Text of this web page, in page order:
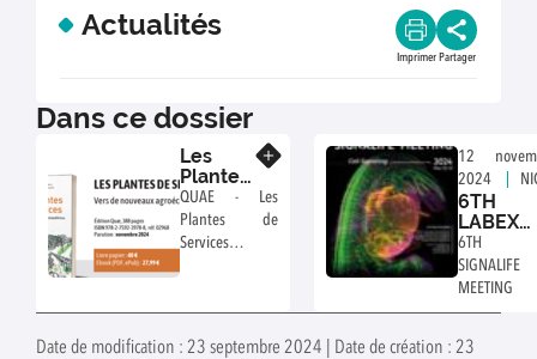
Actualités
Imprimer Partager
Dans ce dossier
Les
Plantes
de
Services
QUAE - Les
Plantes de
Services -
Anne-Violette
12
2024
6TH
LABEX
6TH
SIGNALIFE
MEETING
Date de modification : 23 septembre 2024 | Date de création : 23